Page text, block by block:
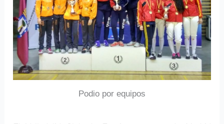
Podio por equipos